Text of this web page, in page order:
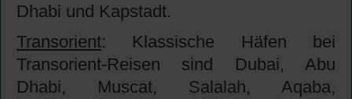
Dhabi und Kapstadt.
Transorient: Klassische Häfen bei
Transorient-Reisen sind Dubai, Abu
Dhabi, Muscat, Salalah, Aqaba,